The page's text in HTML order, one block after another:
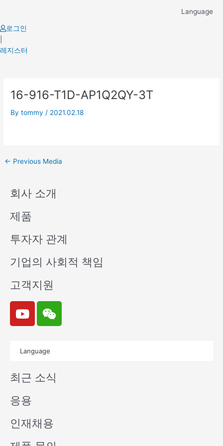
content
Language
로그인
레지스터
16-916-T1D-AP1Q2QY-3T
Bytommy / 2021.02.18
navigation
← Previous Media
회사 소개
제품
투자자 관계
기업의 사회적 책임
고객지원
Y
o
u
e
W
e
i
n
Language
최근 소식
응용
인재채용